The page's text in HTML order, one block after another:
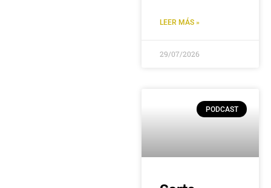
LEER MÁS »
29/07/2026
PODCAST